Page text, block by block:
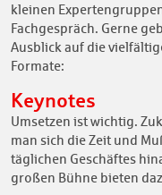
kleinen
Fachgespräch. Gerne
Ausblick auf die
Formate:
Keynotes
Umsetzen ist wichtig.
man sich die Zeit und
täglichen Geschäftes
großen Bühne bieten